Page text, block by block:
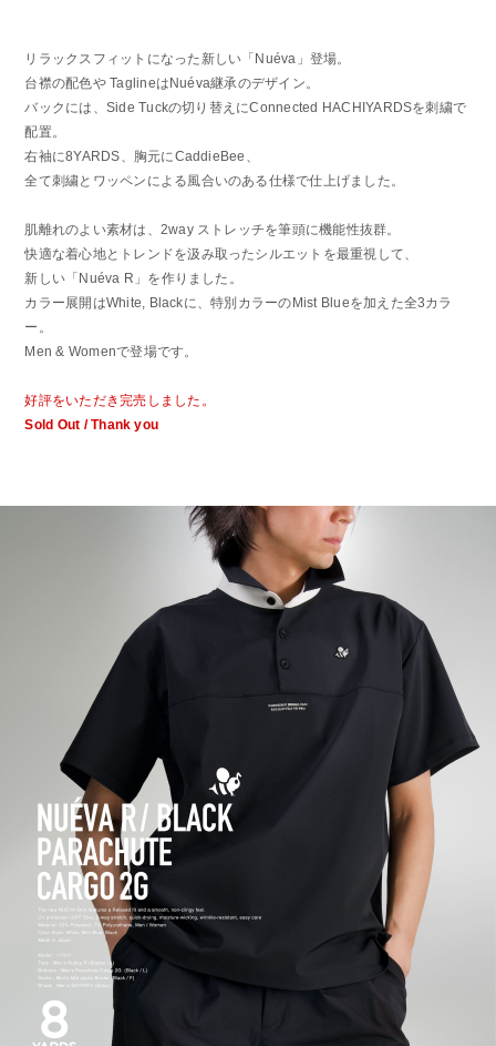
リラックスフィットになった新しい「Nuéva」登場。
台襟の配色や TaglineはNuéva継承のデザイン。
バックには、Side Tuckの切り替えにConnected HACHIYARDSを刺繍で
配置。
右袖に8YARDS、胸元にCaddieBee、
全て刺繍とワッペンによる風合いのある仕様で仕上げました。
肌離れのよい素材は、2way ストレッチを筆頭に機能性抜群。
快適な着心地とトレンドを汲み取ったシルエットを最重視して、
新しい「Nuéva R」を作りました。
カラー展開はWhite, Blackに、特別カラーのMist Blueを加えた全3カラ
ー。
Men & Womenで登場です。
好評をいただき完売しました。
Sold Out / Thank you